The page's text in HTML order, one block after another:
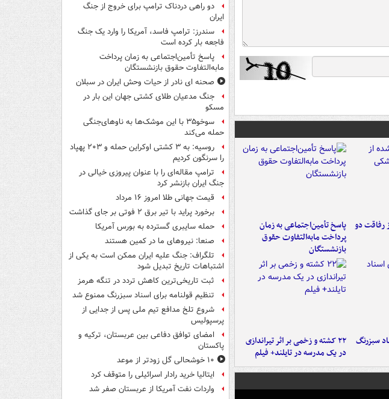
رفاقت دو
پاسخ تأمین‌اجتماعی به زمان
پرداخت مابه‌التفاوت حقوق
بازنشستگان
سبزرنگ
۲۲ کشته و زخمی بر اثر تیراندازی
در یک مدرسه در تایلند+ فیلم
دو راهی دردناک ترامپ برای خروج از جنگ
ایران
سندرز: ترامپ فاسد، آمریکا را وارد یک جنگ
فاجعه بار کرده است
پاسخ تأمین‌اجتماعی به زمان پرداخت
مابه‌التفاوت حقوق بازنشستگان
صحنه ای نادر از حیات وحش ایران در سبلان
جنگ مدعیان طلای کشتی جهان این بار در
مسکو
سوخو۳۵ با این موشک‌ها به ناوهای‌جنگی
حمله می‌کند
روسیه: به ۳ کشتی اوکراین حمله و ۲۰۳ پهپاد
را سرنگون کردیم
ترامپ مقاله‌ای را با عنوان پیروزی خیالی در
جنگ ایران بازنشر کرد
قیمت جهانی طلا امروز ۱۶ مرداد
برخورد پراید با تیر برق ۲ فوتی بر جای گذاشت
حمله سایبری گسترده به بورس آمریکا
صنعا: نیروهای ما در کمین‌ هستند
تلگراف: جنگ علیه ایران ممکن است به یکی از
اشتباهات تاریخ تبدیل شود
ثبت تاریخی‌ترین کاهش تردد در تنگه هرمز
تنظیم قولنامه برای اسناد سبزرنگ ممنوع شد
شروع تلخ مدافع تیم ملی پس از جدایی از
پرسپولیس
امضای توافق دفاعی بین عربستان، ترکیه و
پاکستان
۱۰ خوشحالی گل زودتر از موعد
ایتالیا خرید رادار اسرائیلی را متوقف کرد
واردات نفت آمریکا از عربستان صفر شد